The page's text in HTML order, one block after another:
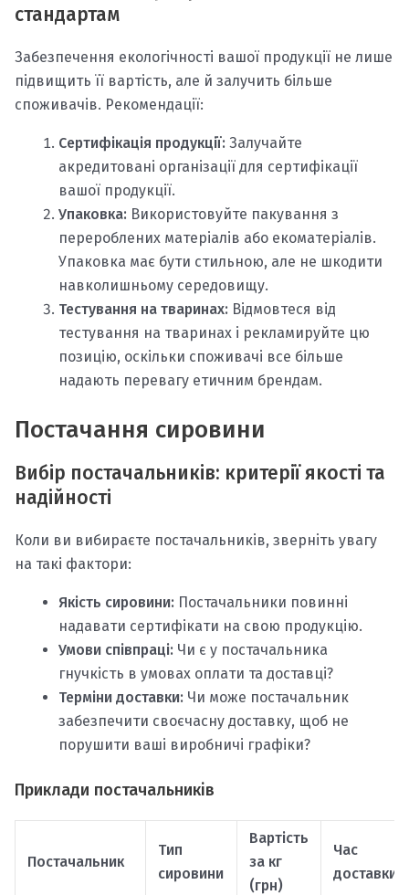
стандартам
Забезпечення екологічності вашої продукції не лише
підвищить її вартість, але й залучить більше
споживачів. Рекомендації:
Сертифікація продукції: Залучайте
акредитовані організації для сертифікації
вашої продукції.
Упаковка: Використовуйте пакування з
перероблених матеріалів або екоматеріалів.
Упаковка має бути стильною, але не шкодити
навколишньому середовищу.
Тестування на тваринах: Відмовтеся від
тестування на тваринах і рекламируйте цю
позицію, оскільки споживачі все більше
надають перевагу етичним брендам.
Постачання сировини
Вибір постачальників: критерії якості та
надійності
Коли ви вибираєте постачальників, зверніть увагу
на такі фактори:
Якість сировини: Постачальники повинні
надавати сертифікати на свою продукцію.
Умови співпраці: Чи є у постачальника
гнучкість в умовах оплати та доставці?
Терміни доставки: Чи може постачальник
забезпечити своєчасну доставку, щоб не
порушити ваші виробничі графіки?
Приклади постачальників
Постачальник
Тип
сировини
Вартість
за кг
(грн)
Час
доставки